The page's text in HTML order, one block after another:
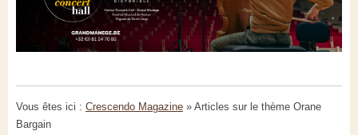
Vous êtes ici : Crescendo Magazine » Articles sur le thème Orane
Bargain